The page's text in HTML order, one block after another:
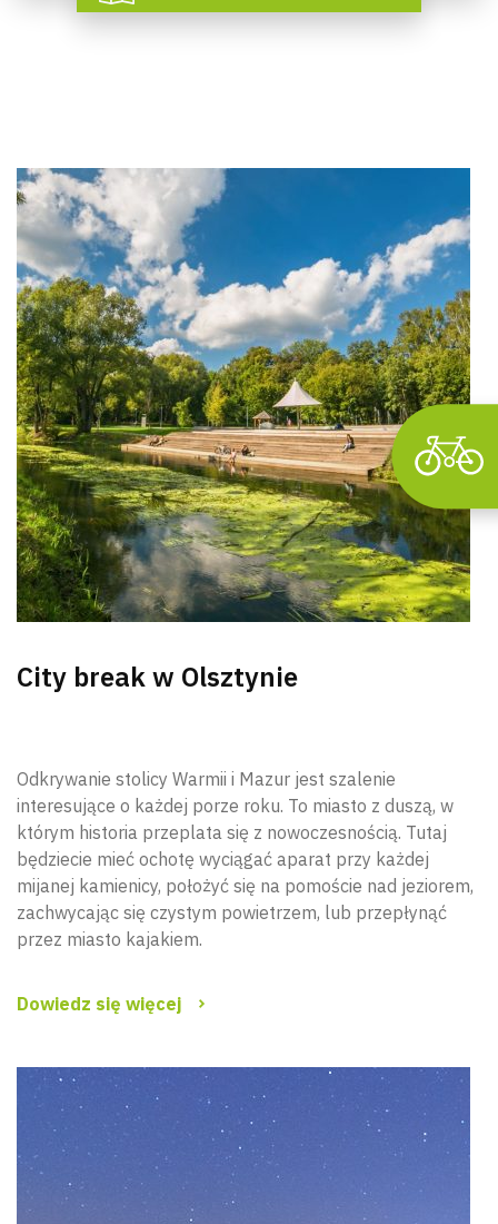
City break w Olsztynie
Odkrywanie stolicy Warmii i Mazur jest szalenie
interesujące o każdej porze roku. To miasto z duszą, w
którym historia przeplata się z nowoczesnością. Tutaj
będziecie mieć ochotę wyciągać aparat przy każdej
mijanej kamienicy, położyć się na pomoście nad jeziorem,
zachwycając się czystym powietrzem, lub przepłynąć
przez miasto kajakiem.
Dowiedz się więcej